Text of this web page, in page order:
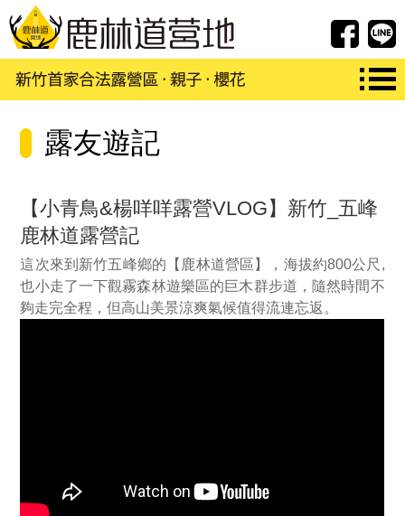
FB紛
露友遊記
【小青鳥&楊咩咩露營VLOG】新竹_五峰
鹿林道露營記
這次來到新竹五峰鄉的【鹿林道營區】，海拔約800公尺,
也小走了一下觀霧森林遊樂區的巨木群步道，隨然時間不
夠走完全程，但高山美景涼爽氣候值得流連忘返。